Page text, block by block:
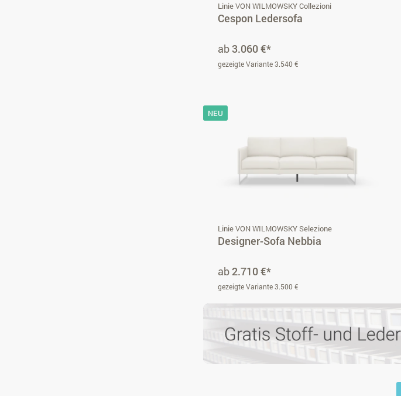
Linie VON WILMOWSKY Collezioni
Cespon Ledersofa
ab 3.060 €*
gezeigte Variante 3.540 €
NEU
Linie VON WILMOWSKY Selezione
Designer-Sofa Nebbia
ab2.710 €*
gezeigte Variante 3.500 €